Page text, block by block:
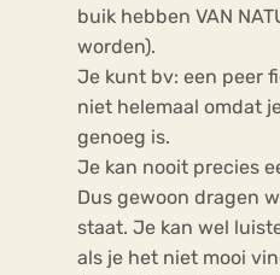
buik hebben VAN
worden).
Je kunt bv: een peer
niet helemaal omdat
genoeg is.
Je kan nooit precies
Dus gewoon dragen
staat. Je kan wel
als je het niet mooi